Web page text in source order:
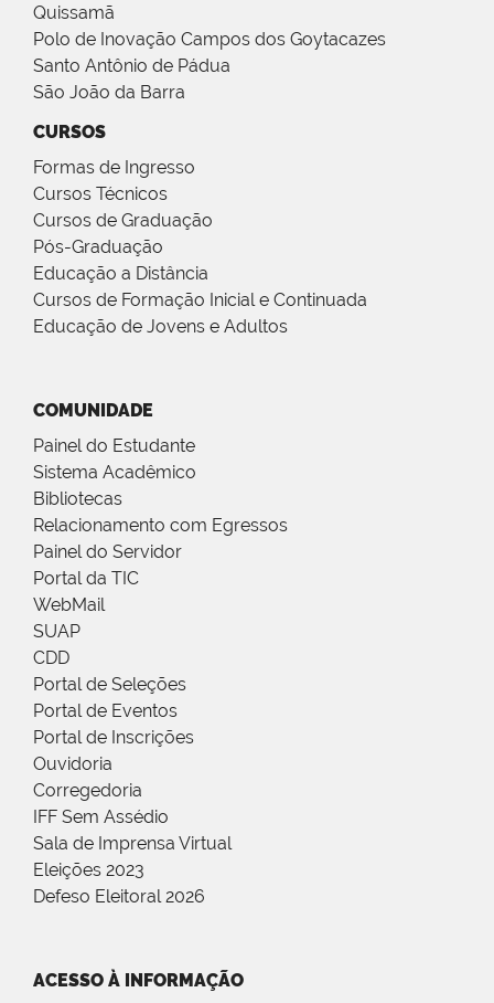
Quissamã
Polo de Inovação Campos dos Goytacazes
Santo Antônio de Pádua
São João da Barra
CURSOS
Formas de Ingresso
Cursos Técnicos
Cursos de Graduação
Pós-Graduação
Educação a Distância
Cursos de Formação Inicial e Continuada
Educação de Jovens e Adultos
COMUNIDADE
Painel do Estudante
Sistema Acadêmico
Bibliotecas
Relacionamento com Egressos
Painel do Servidor
Portal da TIC
WebMail
SUAP
CDD
Portal de Seleções
Portal de Eventos
Portal de Inscrições
Ouvidoria
Corregedoria
IFF Sem Assédio
Sala de Imprensa Virtual
Eleições 2023
Defeso Eleitoral 2026
ACESSO À INFORMAÇÃO